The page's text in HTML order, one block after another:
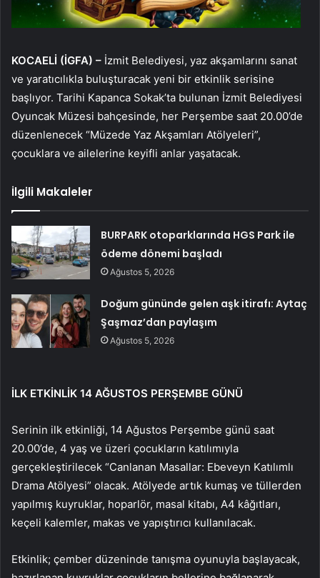
KOCAELİ (İGFA) – İzmit Belediyesi, yaz akşamlarını sanat
ve yaratıcılıkla buluşturacak yeni bir etkinlik serisine
başlıyor. Tarihi Kapanca Sokak’ta bulunan İzmit Belediyesi
Oyuncak Müzesi bahçesinde, her Perşembe saat 20.00’de
düzenlenecek “Müzede Yaz Akşamları Atölyeleri”,
çocuklara ve ailelerine keyifli anlar yaşatacak.
İlgili Makaleler
BURPARK otoparklarında HGS Park ile
ödeme dönemi başladı
Ağustos 5, 2026
Doğum gününde gelen aşk itirafı: Aytaç
Şaşmaz’dan paylaşım
Ağustos 5, 2026
İLK ETKİNLİK 14 AĞUSTOS PERŞEMBE GÜNÜ
Serinin ilk etkinliği, 14 Ağustos Perşembe günü saat
20.00’de, 4 yaş ve üzeri çocukların katılımıyla
gerçekleştirilecek “Canlanan Masallar: Ebeveyn Katılımlı
Drama Atölyesi” olacak. Atölyede artık kumaş ve tüllerden
yapılmış kuyruklar, hoparlör, masal kitabı, A4 kâğıtları,
keçeli kalemler, makas ve yapıştırıcı kullanılacak.
Etkinlik; çember düzeninde tanışma oyunuyla başlayacak,